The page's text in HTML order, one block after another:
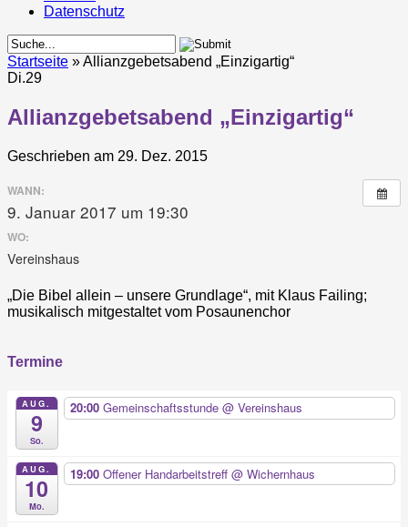
Datenschutz
Startseite »Allianzgebetsabend „Einzigartig“
Di.29
Allianzgebetsabend „Einzigartig“
Geschrieben am 29. Dez. 2015
WANN:
9. Januar 2017 um 19:30
WO:
Vereinshaus
„Die Bibel allein – unsere Grundlage“, mit Klaus Failing;
musikalisch mitgestaltet vom Posaunenchor
Termine
AUG.
9
So.
20:00 Gemeinschaftsstunde @ Vereinshaus
AUG.
10
Mo.
19:00 Offener Handarbeitstreff @ Wichernhaus